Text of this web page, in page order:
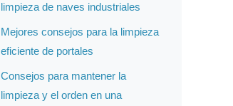
limpieza de naves industriales
Mejores consejos para la limpieza
eficiente de portales
Consejos para mantener la
limpieza y el orden en una